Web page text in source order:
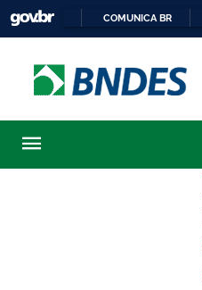
COMUNICA BR